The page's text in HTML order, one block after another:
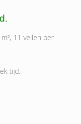
11 vellen per
tijd.